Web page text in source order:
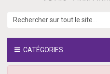
CATÉGORIES